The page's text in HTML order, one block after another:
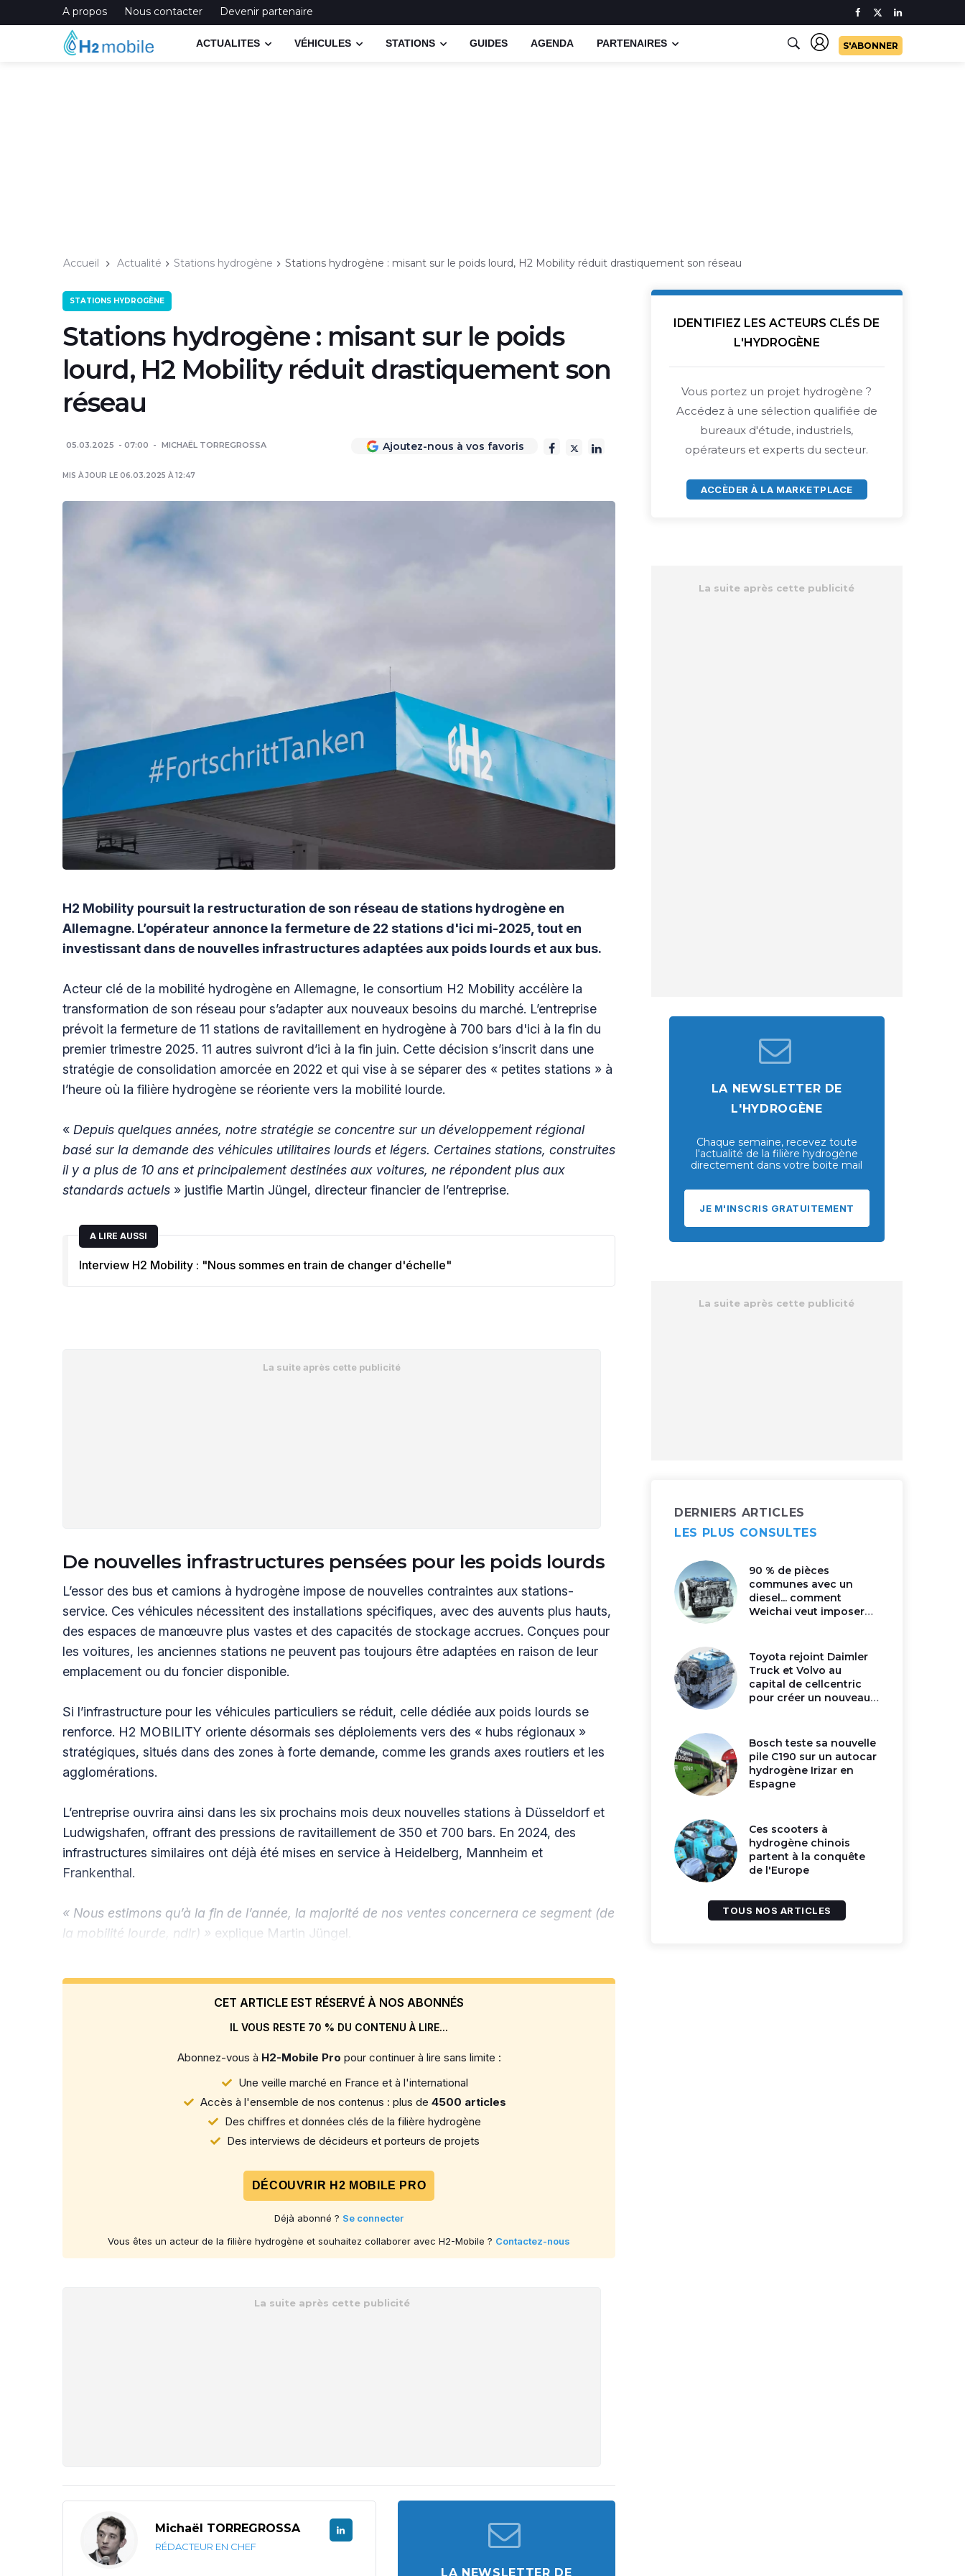
A propos Nous contacter Devenir partenaire
ACTUALITES VÉHICULES STATIONS GUIDES AGENDA PARTENAIRES S'ABONNER
Accueil Actualité Stations hydrogène Stations hydrogène : misant sur le poids lourd, H2 Mobility réduit drastiquement son réseau
STATIONS HYDROGÈNE
Stations hydrogène : misant sur le poids
lourd, H2 Mobility réduit drastiquement son
réseau
05.03.2025 07:00 MICHAËL TORREGROSSA Ajoutez-nous à vos favoris
MIS À JOUR LE 06.03.2025 À 12:47
H2 Mobility poursuit la restructuration de son réseau de stations hydrogène en
Allemagne. L’opérateur annonce la fermeture de 22 stations d'ici mi-2025, tout en
investissant dans de nouvelles infrastructures adaptées aux poids lourds et aux bus.
Acteur clé de la mobilité hydrogène en Allemagne, le consortium H2 Mobility accélère la
transformation de son réseau pour s’adapter aux nouveaux besoins du marché. L’entreprise
prévoit la fermeture de 11 stations de ravitaillement en hydrogène à 700 bars d'ici à la fin du
premier trimestre 2025. 11 autres suivront d’ici à la fin juin. Cette décision s’inscrit dans une
stratégie de consolidation amorcée en 2022 et qui vise à se séparer des « petites stations » à
l’heure où la filière hydrogène se réoriente vers la mobilité lourde.
« Depuis quelques années, notre stratégie se concentre sur un développement régional
basé sur la demande des véhicules utilitaires lourds et légers. Certaines stations, construites
il y a plus de 10 ans et principalement destinées aux voitures, ne répondent plus aux
standards actuels » justifie Martin Jüngel, directeur financier de l’entreprise.
A LIRE AUSSI
Interview H2 Mobility : "Nous sommes en train de changer d'échelle"
De nouvelles infrastructures pensées pour les poids lourds
L’essor des bus et camions à hydrogène impose de nouvelles contraintes aux stations-
service. Ces véhicules nécessitent des installations spécifiques, avec des auvents plus hauts,
des espaces de manœuvre plus vastes et des capacités de stockage accrues. Conçues pour
les voitures, les anciennes stations ne peuvent pas toujours être adaptées en raison de leur
emplacement ou du foncier disponible.
Si l’infrastructure pour les véhicules particuliers se réduit, celle dédiée aux poids lourds se
renforce. H2 MOBILITY oriente désormais ses déploiements vers des « hubs régionaux »
stratégiques, situés dans des zones à forte demande, comme les grands axes routiers et les
agglomérations.
L’entreprise ouvrira ainsi dans les six prochains mois deux nouvelles stations à Düsseldorf et
Ludwigshafen, offrant des pressions de ravitaillement de 350 et 700 bars. En 2024, des
infrastructures similaires ont déjà été mises en service à Heidelberg, Mannheim et
Frankenthal.
« Nous estimons qu’à la fin de l’année, la majorité de nos ventes concernera ce segment (de
la mobilité lourde, ndlr) » explique Martin Jüngel.
CET ARTICLE EST RÉSERVÉ À NOS ABONNÉS
IL VOUS RESTE 70 % DU CONTENU À LIRE...
Abonnez-vous à H2-Mobile Pro pour continuer à lire sans limite :
Une veille marché en France et à l'international
Accès à l'ensemble de nos contenus : plus de 4500 articles
Des chiffres et données clés de la filière hydrogène
Des interviews de décideurs et porteurs de projets
DÉCOUVRIR H2 MOBILE PRO
Déjà abonné ? Se connecter
Vous êtes un acteur de la filière hydrogène et souhaitez collaborer avec H2-Mobile ? Contactez-nous
Michaël TORREGROSSA
RÉDACTEUR EN CHEF
LA NEWSLETTER DE
IDENTIFIEZ LES ACTEURS CLÉS DE
L'HYDROGÈNE
Vous portez un projet hydrogène ?
Accédez à une sélection qualifiée de
bureaux d'étude, industriels,
opérateurs et experts du secteur.
ACCÈDER À LA MARKETPLACE
LA NEWSLETTER DE
L'HYDROGÈNE
Chaque semaine, recevez toute
l'actualité de la filière hydrogène
directement dans votre boite mail
JE M'INSCRIS GRATUITEMENT
DERNIERS ARTICLES
LES PLUS CONSULTES
90 % de pièces
communes avec un
diesel... comment
Weichai veut imposer
Toyota rejoint Daimler
Truck et Volvo au
capital de cellcentric
pour créer un nouveau
Bosch teste sa nouvelle
pile C190 sur un autocar
hydrogène Irizar en
Espagne
Ces scooters à
hydrogène chinois
partent à la conquête
de l'Europe
TOUS NOS ARTICLES